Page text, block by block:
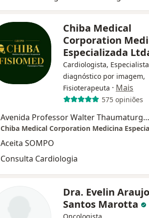
Chiba Medical
Corporation
Especializada
Cardiologista,
diagnóstico por imagem,
Fisioterapeuta · Mais
575 opiniões
Avenida Professor Walter Thaumaturgo - 640 - casa Jardim das Nações, Taubaté
Aceita SOMPO
Consulta Cardiologia
Dra. Evelin
Santos Marotta